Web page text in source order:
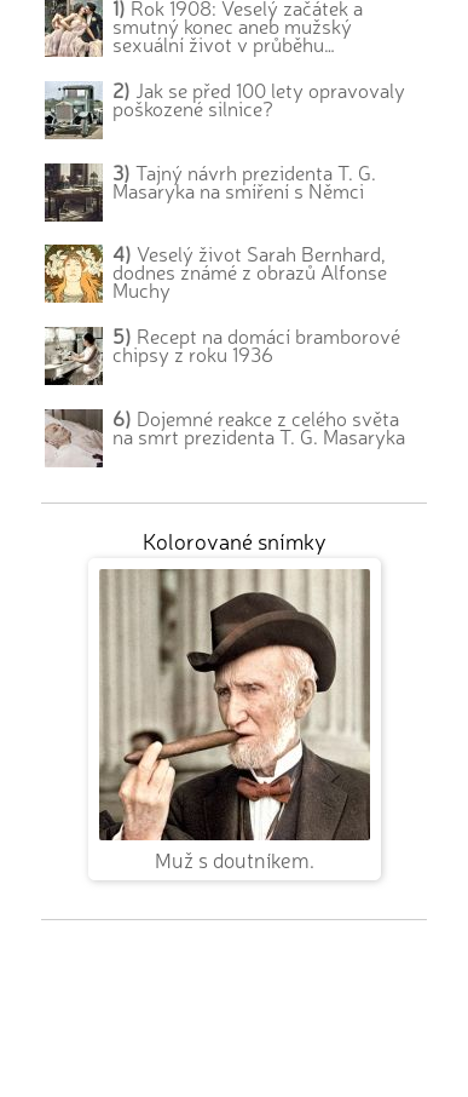
1) Rok 1908: Veselý začátek a
smutný konec aneb mužský
sexuální život v průběhu…
2) Jak se před 100 lety opravovaly
poškozené silnice?
3) Tajný návrh prezidenta T. G.
Masaryka na smíření s Němci
4) Veselý život Sarah Bernhard,
dodnes známé z obrazů Alfonse
Muchy
5) Recept na domácí bramborové
chipsy z roku 1936
6) Dojemné reakce z celého světa
na smrt prezidenta T. G. Masaryka
Kolorované snímky
Muž s doutníkem.